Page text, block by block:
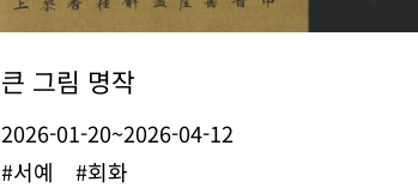
큰 그림 명작
2026-01-20~2026-04-12
#서예 #회화